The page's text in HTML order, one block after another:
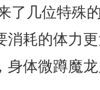
了几位特
消耗的体力
身体微蹲魔